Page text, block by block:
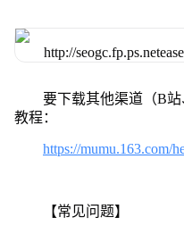
要下载其他渠道（B
教程：
https://mumu.163.com/
【常见问题】